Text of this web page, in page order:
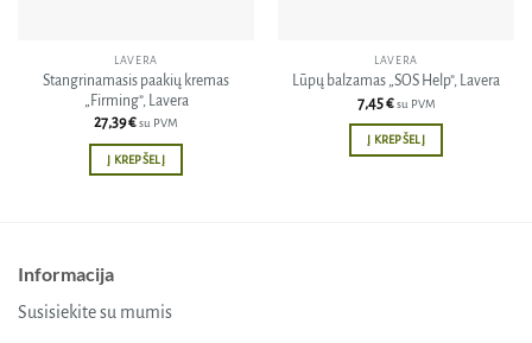
LAVERA
Stangrinamasis paakių kremas
„Firming”, Lavera
27,39€su PVM
Į KREPŠELĮ
LAVERA
Lūpų balzamas „SOS Help”, Lavera
7,45€ su PVM
Į KREPŠELĮ
Informacija
Susisiekite su mumis